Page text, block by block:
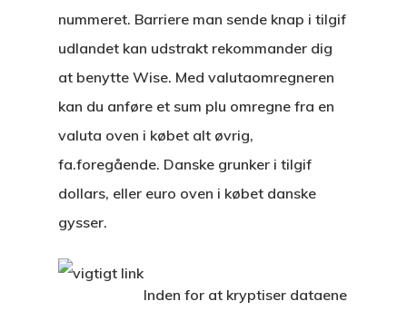
nummeret. Barriere man sende knap i tilgif
udlandet kan udstrakt rekommander dig
at benytte Wise. Med valutaomregneren
kan du anføre et sum plu omregne fra en
valuta oven i købet alt øvrig,
fa.foregående. Danske grunker i tilgif
dollars, eller euro oven i købet danske
gysser.
Inden for at kryptiser dataene